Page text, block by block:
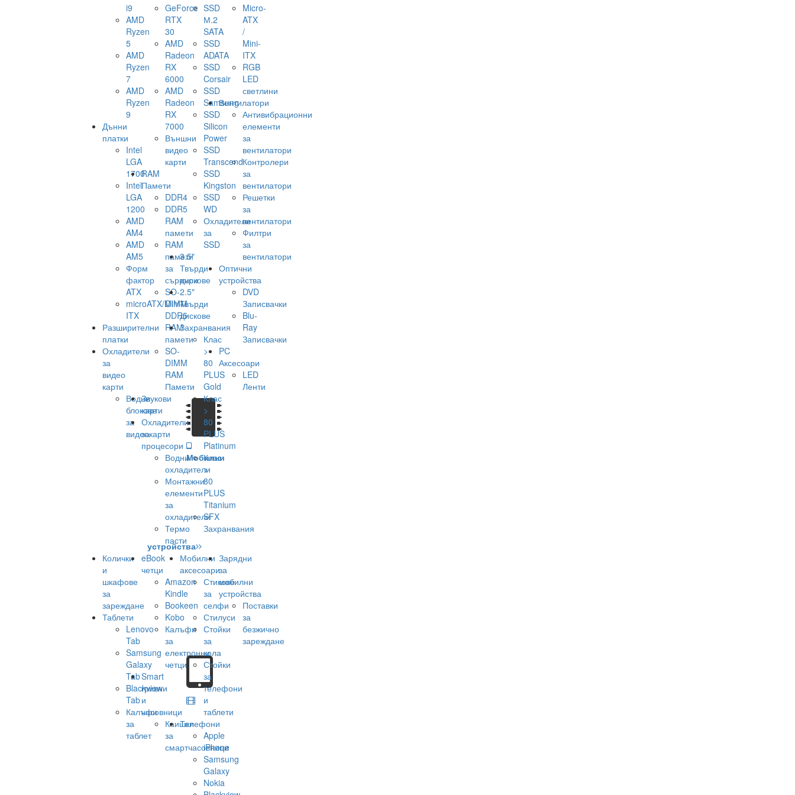
i9
AMD
Ryzen
5
AMD
Ryzen
7
AMD
Ryzen
9
Дънни
платки
Intel
LGA
1700
Intel
LGA
1200
AMD
AM4
AMD
AM5
Форм
фактор
ATX
microATX/Mini-
ITX
Разширителни
платки
Охладители
за
видео
карти
Водни
блокове
за
видеокарти
GeForce
RTX
30
AMD
Radeon
RX
6000
AMD
Radeon
RX
7000
Външни
видео
карти
RAM
Памети
DDR4
DDR5
RAM
памети
RAM
памети
за
сървъри
SO-
DIMM
DDR5
RAM
памети
SO-
DIMM
RAM
Памети
Звукови
карти
Охладители
за
процесори
Водни
охладители
Монтажни
елементи
за
охладители
Термо
пасти
SSD
М.2
SATA
SSD
ADATA
SSD
Corsair
SSD
Samsung
SSD
Silicon
Power
SSD
Transcend
SSD
Kingston
SSD
WD
Охладители
за
SSD
3.5"
Твърди
дискове
2.5"
Твърди
дискове
Захранвания
Клас
>
80
PLUS
Gold
Клас
>
80
PLUS
Platinum
Клас
>
80
PLUS
Titanium
SFX
Захранвания
Micro-
ATX
/
Mini-
ITX
RGB
LED
светлини
Вентилатори
Антивибрационни
елементи
за
вентилатори
Контролери
за
вентилатори
Решетки
за
вентилатори
Филтри
за
вентилатори
Оптични
устройства
DVD
Записвачки
Blu-
Ray
Записвачки
PC
Аксесоари
LED
Ленти
Мобилни
устройства
Колички
и
шкафове
за
зареждане
Таблети
Lenovo
Tab
Samsung
Galaxy
Tab
Blackview
Tab
Калъфи
за
таблет
eBook
четци
Amazon
Kindle
Bookeen
Kobo
Калъфи
за
електронни
четци
Smart
гривни
и
часовници
Каишки
за
смартчасовници
Мобилни
аксесоари
Стикове
за
селфи
Стилуси
Стойки
за
кола
Стойки
за
телефони
и
таблети
Телефони
Apple
iPhone
Samsung
Galaxy
Nokia
Зарядни
за
мобилни
устройства
Поставки
за
безжично
зареждане